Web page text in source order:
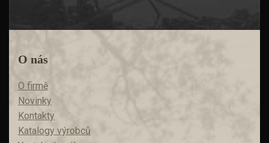
O nás
O firmě
Novinky
Kontakty
Katalogy výrobců